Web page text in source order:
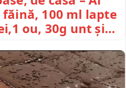
făină, 100 ml lapte
ou, 30g unt și…